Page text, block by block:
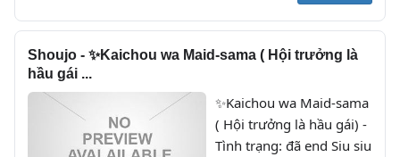
Shoujo - ✨Kaichou wa Maid-sama ( Hội trưởng là
hầu gái ...
✨Kaichou wa Maid-sama
( Hội trưởng là hầu gái) -
Tình trạng: đã end Siu siu